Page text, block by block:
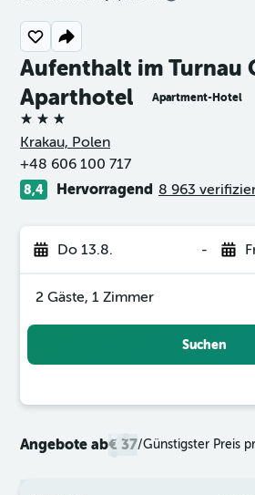
Aufenthalt im Turnau
Aparthotel
Apartment-Hotel
3 Sterne
Krakau, Polen
+48 606 100 717
8,4 Hervorragend 8 963
Do 13.8. -
2 Gäste, 1 Zimmer
Suchen
Angebote ab€ 37/Günstigster Preis